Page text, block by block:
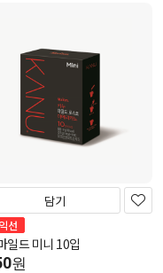
담기
선
일드 미니 10입
원